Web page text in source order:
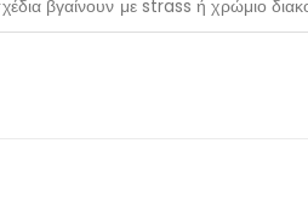
βγαίνουν με strass ή χρώμιο